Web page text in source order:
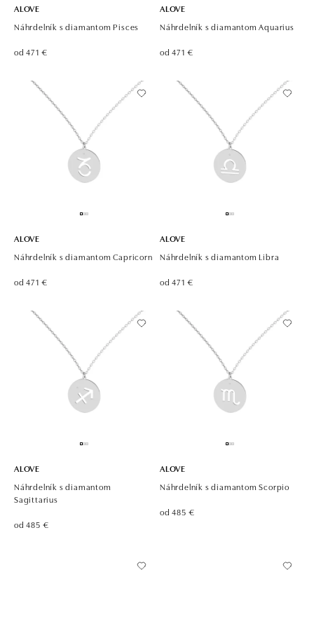
ALOVE
Náhrdelník s diamantom Pisces
od 471 €
ALOVE
Náhrdelník s diamantom Aquarius
od 471 €
ALOVE
Náhrdelník s diamantom Capricorn
od 471 €
ALOVE
Náhrdelník s diamantom Libra
od 471 €
ALOVE
Náhrdelník s diamantom
Sagittarius
od 485 €
ALOVE
Náhrdelník s diamantom Scorpio
od 485 €